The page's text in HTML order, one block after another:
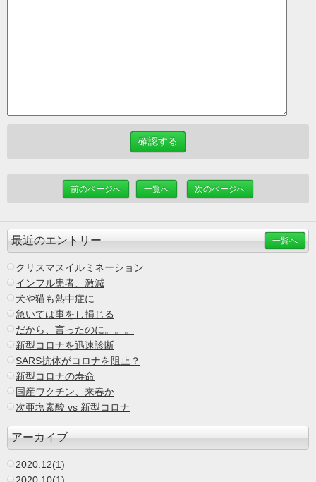
前のページへ 一覧へ 次のページへ
最近のエントリー 一覧へ
クリスマスイルミネーション
インフル患者、激減
犬や猫も熱中症に
急いては事をし損じる
だから、言ったのに。。。
新型コロナを迅速診断
SARS抗体がコロナを阻止？
新型コロナの寿命
国産ワクチン、来春か
次亜塩素酸 vs 新型コロナ
アーカイブ
2020.12(1)